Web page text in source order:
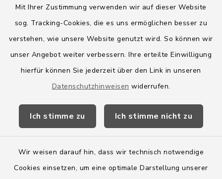
Mit Ihrer Zustimmung verwenden wir auf dieser Website
sog. Tracking-Cookies, die es uns ermöglichen besser zu
verstehen, wie unsere Website genutzt wird. So können wir
unser Angebot weiter verbessern. Ihre erteilte Einwilligung
hierfür können Sie jederzeit über den Link in unseren
Datenschutzhinweisen widerrufen.
Ich stimme zu Ich stimme nicht zu
Wir weisen darauf hin, dass wir technisch notwendige
Cookies einsetzen, um eine optimale Darstellung unserer
Quicklinks
Amt Boostedt-Rickling
Amtsbroschüre
Wege-Zweckverband